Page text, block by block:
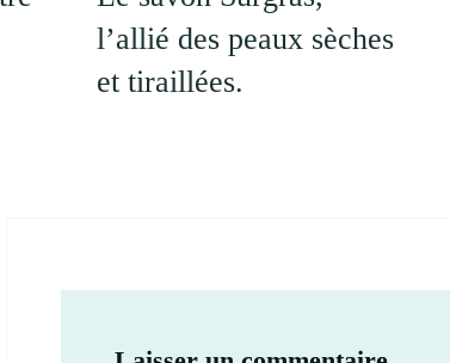
l’allié des peaux sèches
et tiraillées.